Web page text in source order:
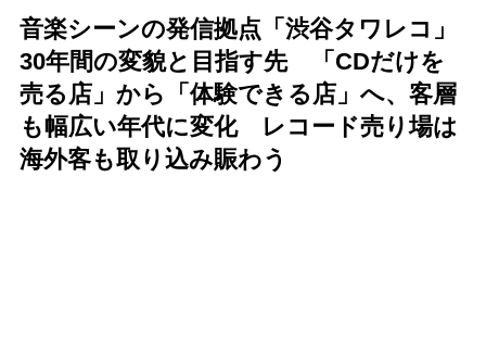
音楽シーンの発信拠点「渋谷タワレコ」
30年間の変貌と目指す先 「CDだけを
売る店」から「体験できる店」へ、客層
も幅広い年代に変化 レコード売り場は
海外客も取り込み賑わう